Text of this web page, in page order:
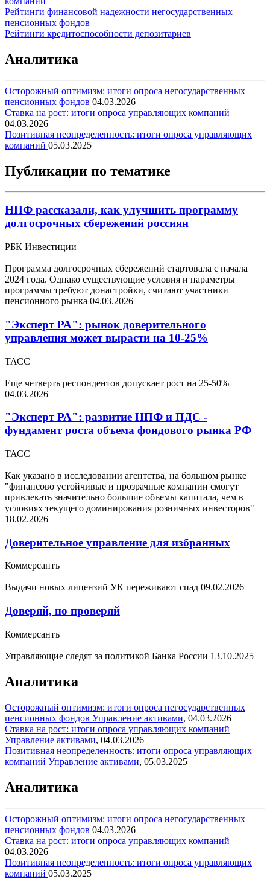
Рейтинги финансовой надежности негосударственных
пенсионных фондов
Рейтинги кредитоспособности депозитариев
Аналитика
Осторожный оптимизм: итоги опроса негосударственных
пенсионных фондов 04.03.2026
Ставка на рост: итоги опроса управляющих компаний
04.03.2026
Позитивная неопределенность: итоги опроса управляющих
компаний 05.03.2025
Публикации по тематике
НПФ рассказали, как улучшить программу
долгосрочных сбережений россиян
РБК Инвестиции
Программа долгосрочных сбережений стартовала с начала
2024 года. Однако существующие условия и параметры
программы требуют донастройки, считают участники
пенсионного рынка 04.03.2026
"Эксперт РА": рынок доверительного
управления может вырасти на 10-25%
ТАСС
Еще четверть респондентов допускает рост на 25-50%
04.03.2026
"Эксперт РА": развитие НПФ и ПДС -
фундамент роста объема фондового рынка РФ
ТАСС
Как указано в исследовании агентства, на большом рынке
"финансово устойчивые и прозрачные компании смогут
привлекать значительно большие объемы капитала, чем в
условиях текущего доминирования розничных инвесторов"
18.02.2026
Доверительное управление для избранных
Коммерсантъ
Выдачи новых лицензий УК переживают спад 09.02.2026
Доверяй, но проверяй
Коммерсантъ
Управляющие следят за политикой Банка России 13.10.2025
Аналитика
Осторожный оптимизм: итоги опроса негосударственных
пенсионных фондов Управление активами, 04.03.2026
Ставка на рост: итоги опроса управляющих компаний
Управление активами, 04.03.2026
Позитивная неопределенность: итоги опроса управляющих
компаний Управление активами, 05.03.2025
Аналитика
Осторожный оптимизм: итоги опроса негосударственных
пенсионных фондов 04.03.2026
Ставка на рост: итоги опроса управляющих компаний
04.03.2026
Позитивная неопределенность: итоги опроса управляющих
компаний 05.03.2025